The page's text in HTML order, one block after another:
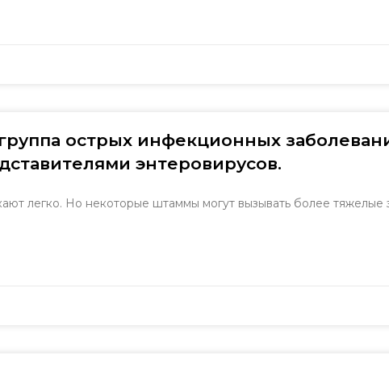
острых инфекционных
энтеровирусов.
легко. Но некоторые штаммы могут вызывать более тяжелые